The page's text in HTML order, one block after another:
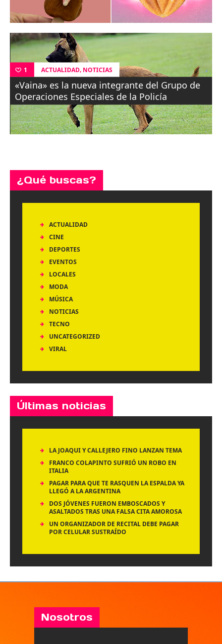
1 ACTUALIDAD, NOTICIAS
«Vaina» es la nueva integrante del Grupo de
Operaciones Especiales de la Policía
¿Qué buscas?
ACTUALIDAD
CINE
DEPORTES
EVENTOS
LOCALES
MODA
MÚSICA
NOTICIAS
TECNO
UNCATEGORIZED
VIRAL
Últimas noticias
LA JOAQUI Y CALLEJERO FINO LANZAN TEMA
FRANCO COLAPINTO SUFRIÓ UN ROBO EN
ITALIA
PAGAR PARA QUE TE RASQUEN LA ESPALDA YA
LLEGÓ A LA ARGENTINA
DOS JÓVENES FUERON EMBOSCADOS Y
ASALTADOS TRAS UNA FALSA CITA AMOROSA
UN ORGANIZADOR DE RECITAL DEBE PAGAR
POR CELULAR SUSTRAÍDO
Nosotros